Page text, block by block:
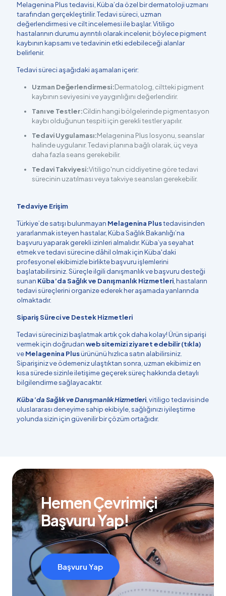
Melagenina Plus tedavisi, Küba’da özel bir dermatoloji uzmanı
tarafından gerçekleştirilir. Tedavi süreci, uzman
değerlendirmesi ve cilt incelemesi ile başlar. Vitiligo
hastalarının durumu ayrıntılı olarak incelenir, böylece pigment
kaybının kapsamı ve tedavinin etki edebileceği alanlar
belirlenir.
Tedavi süreci aşağıdaki aşamaları içerir:
Uzman Değerlendirmesi:Dermatolog, ciltteki pigment
kaybının seviyesini ve yaygınlığını değerlendirir.
Tanı ve Testler:Cildin hangi bölgelerinde pigmentasyon
kaybı olduğunun tespiti için gerekli testler yapılır.
Tedavi Uygulaması:Melagenina Plus losyonu, seanslar
halinde uygulanır. Tedavi planına bağlı olarak, üç veya
daha fazla seans gerekebilir.
Tedavi Takviyesi:Vitiligo'nun ciddiyetine göre tedavi
sürecinin uzatılması veya takviye seansları gerekebilir.
Tedaviye Erişim
Türkiye’de satışı bulunmayan Melagenina Plustedavisinden
yararlanmak isteyen hastalar, Küba Sağlık Bakanlığı’na
başvuru yaparak gerekli izinleri almalıdır. Küba’ya seyahat
etmek ve tedavi sürecine dâhil olmak için Küba'daki
profesyonel ekibimizle birlikte başvuru işlemlerini
başlatabilirsiniz. Süreçle ilgili danışmanlık ve başvuru desteği
sunan Küba’da Sağlık ve Danışmanlık Hizmetleri , hastaların
tedavi süreçlerini organize ederek her aşamada yanlarında
olmaktadır.
Sipariş Süreci ve Destek Hizmetleri
Tedavi sürecinizi başlatmak artık çok daha kolay! Ürün siparişi
vermek için doğrudanweb sitemizi ziyaret edebilir (tıkla)
veMelagenina Plusürününü hızlıca satın alabilirsiniz.
Siparişiniz ve ödemeniz ulaştıktan sonra, uzman ekibimiz en
kısa sürede sizinle iletişime geçerek süreç hakkında detaylı
bilgilendirme sağlayacaktır.
Küba’da Sağlık ve Danışmanlık Hizmetleri , vitiligo tedavisinde
uluslararası deneyime sahip ekibiyle, sağlığınızı iyileştirme
yolunda sizin için güvenilir bir çözüm ortağıdır.
Hemen Çevrimiçi
Başvuru Yap!
Başvuru Yap